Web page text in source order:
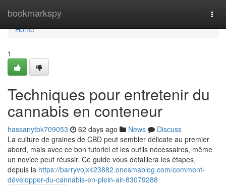
bookmarkspy
Home
Home
1
Techniques pour entretenir du
cannabis en conteneur
hassanytbk709053 62 days ago News
Discuss
La culture de graines de CBD peut sembler délicate au premier
abord, mais avec ce bon tutoriel et les outils nécessaires, même
un novice peut réussir. Ce guide vous détaillera les étapes,
depuis la https://barryvojx423882.onesmablog.com/comment-
développer-du-cannabis-en-plein-air-83079288